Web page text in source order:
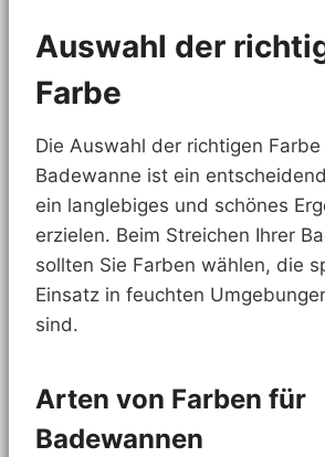
Auswahl der
Farbe
Die Auswahl der richtigen Farbe
Badewanne ist ein
ein langlebiges und schönes
erzielen. Beim Streichen Ihrer
sollten Sie Farben wählen, die
Einsatz in feuchten
sind.
Arten von Farben für
Badewannen